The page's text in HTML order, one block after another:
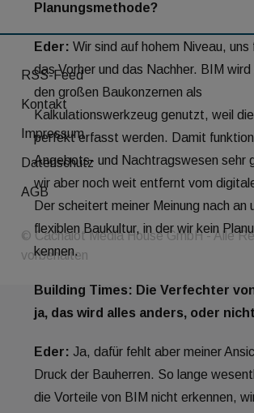
Planungsmethode?
Eder: Wir sind auf hohem Niveau,
das Vorher und das Nachher. BIM
den großen Baukonzernen als
Kalkulationswerkzeug genutzt, weil
perfekt erfasst werden. Damit
Angebots- und Nachtragswesen sehr
wir aber noch weit entfernt vom
Der scheitert meiner Meinung nach an
flexiblen Baukultur, in der wir kein
kennen.
Building Times: Die Verfechter
ja, das wird alles anders, oder
Eder: Ja, dafür fehlt aber meiner
Druck der Bauherren. So lange
die Vorteile von BIM nicht erkennen,
© Cachalot Media House GmbH - Alle
vorbehalten
RSS-Feed
Kontakt
Impressum
Datenschutz
AGB